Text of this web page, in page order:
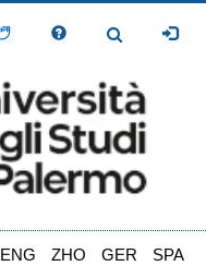
Toggle
ENG ZHO GER SPA